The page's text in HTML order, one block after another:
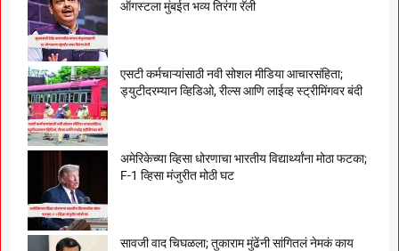
ऑगस्टला मुंबईत भव्य तिरंगा रॅली
एसटी कर्मचाऱ्यांसाठी नवी सोशल मीडिया आचारसंहिता;
ड्युटीदरम्यान व्हिडिओ, रील्स आणि लाईव्ह स्ट्रीमिंगवर बंदी
अमेरिकेच्या व्हिसा धोरणाचा भारतीय विद्यार्थ्यांना मोठा फटका;
F-1 व्हिसा मंजुरीत मोठी घट
सावजी वाद चिघळला; तुकाराम मुंढेंनी सांगितलं नेमकं काय